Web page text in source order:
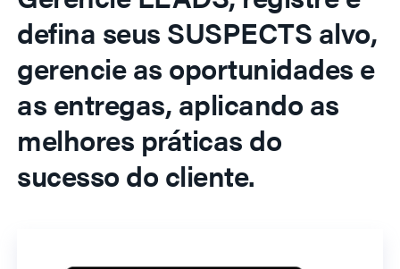
defina seus SUSPECTS alvo,
gerencie as oportunidades e
as entregas, aplicando as
melhores práticas do
sucesso do cliente.